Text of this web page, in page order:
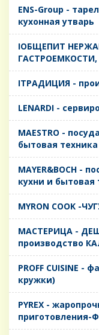
ENS-Group -
кухонная утварь
IОБЩЕПИТ
IТРАДИЦИЯ -
LENARDI -
MAESTRO -
бытовая техника
MAYER&BOCH -
кухни и бытовая
MYRON COOK -
MАСТЕРИЦА -
производство
PROFF CUISINE -
кружки)
PYREX -
приготовления-